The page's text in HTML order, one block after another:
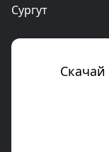
Сургут